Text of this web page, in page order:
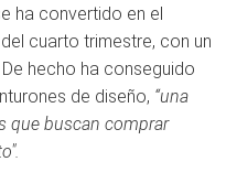
ha convertido en el
cuarto trimestre, con un
hecho ha conseguido
de diseño, “una
que buscan comprar